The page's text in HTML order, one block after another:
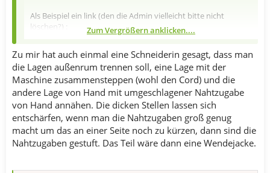
Als Beispiel ein link (den die Admin vielleicht bitte nicht
löschen?) :
Ein dicker Breitcordstoff mit Teddyinnenseite. Ein
dicker warmer und solider Stoff für Jacken und
Mäntel.
evlis-needle.de
Danke für Euren Input!
Zum Vergrößern anklicken....
Zu mir hat auch einmal eine Schneiderin gesagt, dass man
die Lagen außenrum trennen soll, eine Lage mit der
Maschine zusammensteppen (wohl den Cord) und die
andere Lage von Hand mit umgeschlagener Nahtzugabe
von Hand annähen. Die dicken Stellen lassen sich
entschärfen, wenn man die Nahtzugaben groß genug
macht um das an einer Seite noch zu kürzen, dann sind die
Nahtzugaben gestuft. Das Teil wäre dann eine Wendejacke.